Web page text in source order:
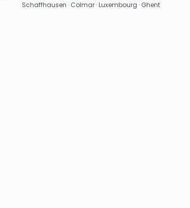
Schaffhausen · Colmar · Luxembourg · Ghent